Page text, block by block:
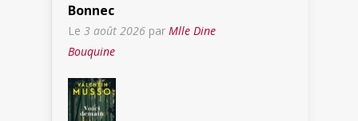
Bonnec
Le 3 août 2026 par Mlle Dine
Bouquine